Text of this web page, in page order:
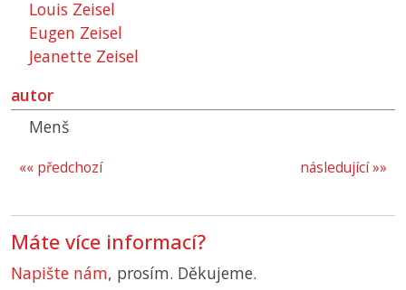
Louis Zeisel
Eugen Zeisel
Jeanette Zeisel
autor
Menš
následující »»
«« předchozí
Máte více informací?
Napište nám, prosím. Děkujeme.